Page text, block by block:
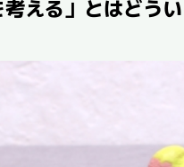
考える」とはどう